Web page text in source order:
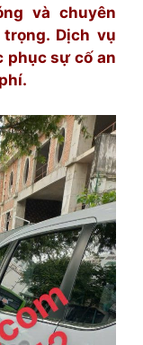
và chuyên
Dịch vụ
phục sự cố an